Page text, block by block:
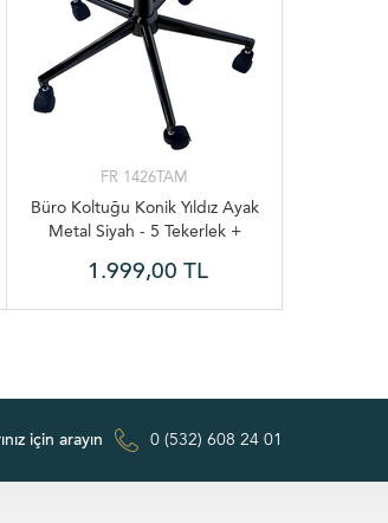
FR 1426TAM
Büro Koltuğu Konik Yıldız Ayak
Metal Siyah - 5 Tekerlek +
1.999,00 TL
için arayın 0 (532) 608 24 01